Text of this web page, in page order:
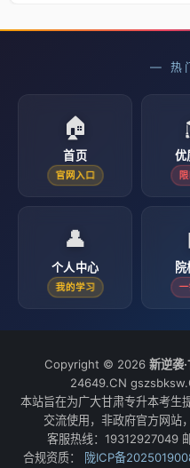
— 热
🏠
首页
官网入口
优
👤
个人中心
我的学习
Copyright © 2026 新逆袭
24649.CN
本站旨在为广大甘肃专升本考生
交流使用，非政府官方网站
客服热线：19312927049
合规资质：
陇ICP备